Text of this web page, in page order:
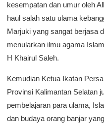
kesempatan dan umur oleh
haul salah satu ulama
Marjuki yang sangat berjasa
menularkan ilmu agama
H Khairul Saleh.
Kemudian Ketua Ikatan
Provinsi Kalimantan Selatan
pembelajaran para ulama,
dan budaya orang banjar